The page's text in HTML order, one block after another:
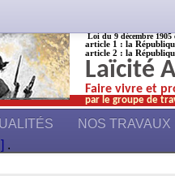
Loi du 9 décembre 1905
article 1 : la
article 2 : la
Laïcité
Faire vivre et
par le groupe de
NOS TRAVAUX
.